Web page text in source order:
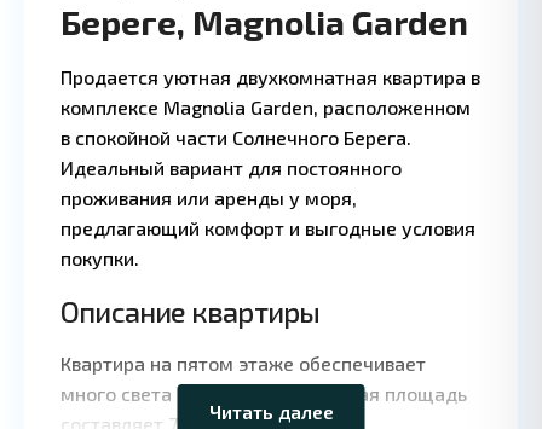
Береге, Magnolia Garden
Продается уютная двухкомнатная квартира в
комплексе Magnolia Garden, расположенном
в спокойной части Солнечного Берега.
Идеальный вариант для постоянного
проживания или аренды у моря,
предлагающий комфорт и выгодные условия
покупки.
Описание квартиры
Квартира на пятом этаже обеспечивает
много света и приватности. Общая площадь
составляет 74 квадратных метра.
Читать далее